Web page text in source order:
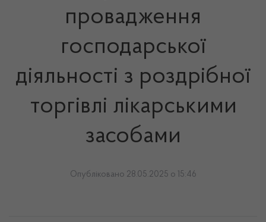
провадження
господарської
діяльності з роздрібної
торгівлі лікарськими
засобами
Опубліковано 28.05.2025 о 15:46